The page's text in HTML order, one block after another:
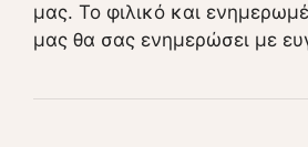
μας. Το φιλικό και
μας θα σας ενημερώσει με